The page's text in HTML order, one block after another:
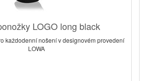
LOGO long black
každodenní nošení v designovém provedení
LOWA